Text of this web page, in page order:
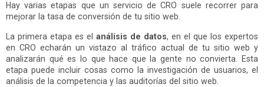
Hay varias etapas que un servicio de CRO suele recorrer para
mejorar la tasa de conversión de tu sitio web.
La primera etapa es el análisis de datos, en el que los expertos
en CRO echarán un vistazo al tráfico actual de tu sitio web y
analizarán qué es lo que hace que la gente no convierta. Esta
etapa puede incluir cosas como la investigación de usuarios, el
análisis de la competencia y las auditorías del sitio web.